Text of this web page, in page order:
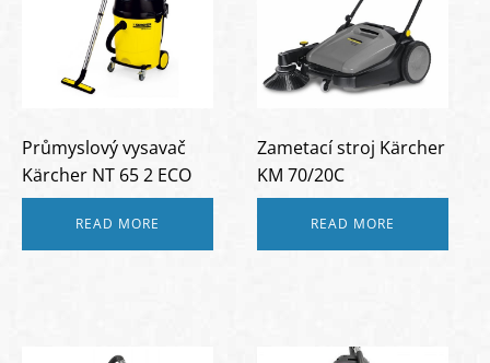
Průmyslový vysavač
Kärcher NT 65 2 ECO
READ MORE
Zametací stroj Kärcher
KM 70/20C
READ MORE